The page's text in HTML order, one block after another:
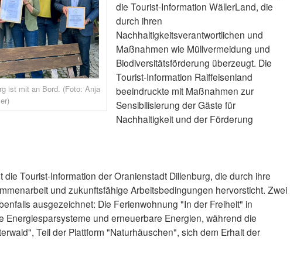
ist mit an Bord. (Foto: Anja
die Tourist-Information WällerLand, die
durch ihren
Nachhaltigkeitsverantwortlichen und
Maßnahmen wie Müllvermeidung und
Biodiversitätsförderung überzeugt. Die
Tourist-Information Raiffeisenland
beeindruckte mit Maßnahmen zur
Sensibilisierung der Gäste für
Nachhaltigkeit und der Förderung
die Tourist-Information der Oranienstadt Dillenburg, die durch ihre
und zukunftsfähige Arbeitsbedingungen hervorsticht. Zwei
ausgezeichnet: Die Ferienwohnung "In der Freiheit" in
Energiesparsysteme und erneuerbare Energien, während die
Teil der Plattform "Naturhäuschen", sich dem Erhalt der